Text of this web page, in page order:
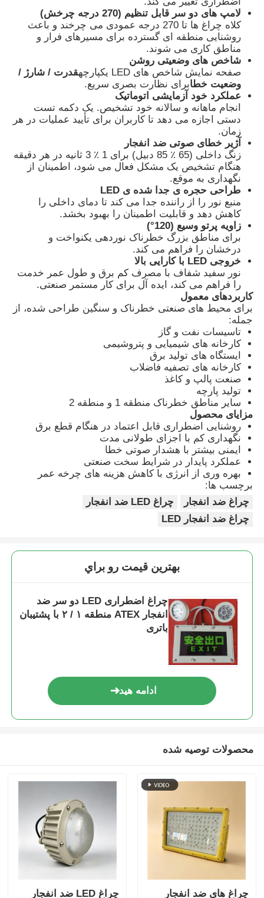
خانه
محصولات
دربارهی ما
کارخانه تور
کنترل کیفیت
تماس با ما
درخواست نقل قول
روشنایی اثبات انفجار
چراغ هشدار ضد انفجار
فن ضد انفجار
سوئیچ ضد انفجار
غدد کابل ضد انفجار
لامپ های دو سر قابل تنظیم (270 درجه چرخش)
کلاه چراغ ها تا 270 درجه عمودی می چرخند و باعث
روشنایی منطقه ای گسترده برای مسیرهای فرار و
مناطق کاری می شوند.
شاخص های وضعیتی روشن
صفحه نمایش شاخص های LED یکپارچه
قدرت / شارژ /
وضعیت خطابرای نظارت بصری سریع.
عملکرد خود آزمایشی اتوماتیک
انجام ماهانه و سالانه خود تشخیص. یک دکمه تست
دستی اجازه می دهد تا کاربران برای تأیید عملیات در هر
زمان.
آژیر خطای صوتی ضد انفجار
زنگ داخلی (65 ٪ 85 دبیل) برای 1 ٪ 3 ثانیه در هر دقیقه
هنگام تشخیص یک مشکل فعال می شود، اطمینان از
نگهداری به موقع.
طراحی حجره ی جدا شده ی LED
منبع نور را از راننده جدا می کند تا دمای داخلی را
کاهش دهد و قابلیت اطمینان را بهبود بخشد.
زاویه پرتو وسیع (120°)
برای مناطق بزرگ خطرناک نوردهی یکنواخت و
درخشان را فراهم می کند.
خروجی LED با کارایی بالا
نور سفيد شفاف با مصرف کم برق و طول عمر خدمت
را فراهم می کند، ایده آل برای کار مستمر صنعتی.
کاربردهای معمول
برای محیط های صنعتی خطرناک و سنگین طراحی شده، از
جمله:
تاسیسات نفت و گاز
کارخانه های شیمیایی و پتروشیمی
ایستگاه های تولید برق
کارخانه های تصفیه فاضلاب
صنعت پالپ و کاغذ
تولید پارچه
سایر مناطق خطرناک منطقه 1 و منطقه 2
مزایای محصول
روشنایی اضطراری قابل اعتماد در هنگام قطع برق
نگهداری کم با اجزای طولانی مدت
ایمنی بیشتر با هشدار صوتی خطا
عملکرد پایدار در شرایط سخت صنعتی
بهره وری از انرژی با کاهش هزینه های چرخه عمر
برچسب ها:
چراغ ضد انفجار
چراغ LED ضد انفجار
چراغ ضد انفجار LED
بهترين قيمت رو براي
چراغ اضطراری LED دو سر ضد
انفجار ATEX منطقه ۱ / ۲ با پشتیبان
باتری
ادامه هید
محصولات توصیه شده
چراغ های ضد انفجار
چراغ LED ضد انفجار